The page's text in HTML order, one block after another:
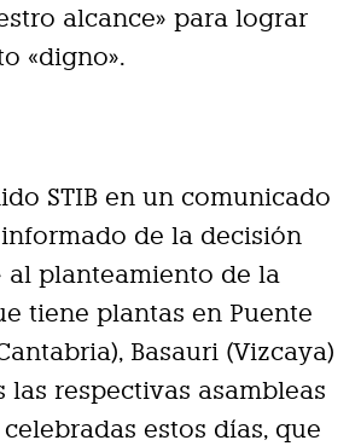
alcance» para lograr
«digno».
STIB en un comunicado
de la decisión
al planteamiento de la
tiene plantas en Puente
Basauri (Vizcaya)
las respectivas asambleas
estos días, que